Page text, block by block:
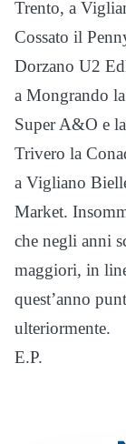
Trento, a
Cossato il
Dorzano U2
a Mongrando
Super A&O e
Trivero la
a Vigliano
Market.
che negli anni
maggiori, in
quest’anno
ulteriormente.
E.P.